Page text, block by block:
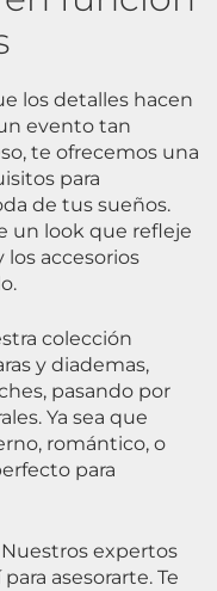
los detalles hacen
evento tan
te ofrecemos una
para
de tus sueños.
un look que refleje
los accesorios
colección
y diademas,
pasando por
Ya sea que
romántico, o
para
Nuestros expertos
asesorarte. Te